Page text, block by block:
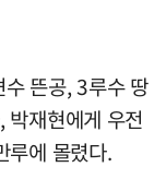
뜬공, 3루수 땅
박재현에게 우전
루에 몰렸다.